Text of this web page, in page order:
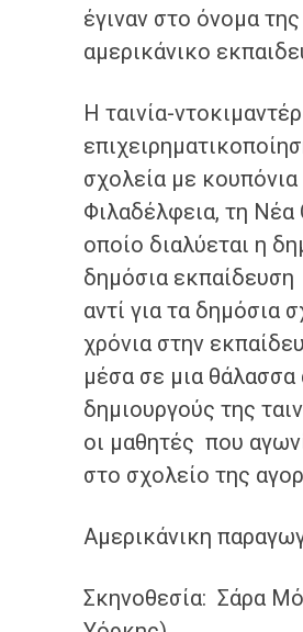
έγιναν στο όνομα
αμερικάνικο
Η ταινία-
σχολεία με
Φιλαδέλφεια, τη
οποίο διαλύεται η
δημόσια
αντί για τα δημόσια
χρόνια στην
μέσα σε μια θάλασσα
δημιουργούς της
οι μαθητές που
στο σχολείο της
Αμερικάνικη
Σκηνοθεσία: Σάρα